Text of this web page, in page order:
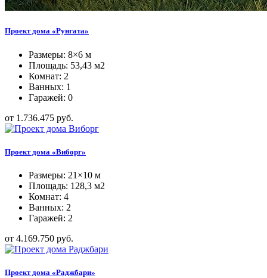
Проект дома «Рунгата»
Размеры: 8×6 м
Площадь: 53,43 м2
Комнат: 2
Ванных: 1
Гаражей: 0
от 1.736.475 руб.
Проект дома «Виборг»
Размеры: 21×10 м
Площадь: 128,3 м2
Комнат: 4
Ванных: 2
Гаражей: 2
от 4.169.750 руб.
Проект дома «Раджбари»